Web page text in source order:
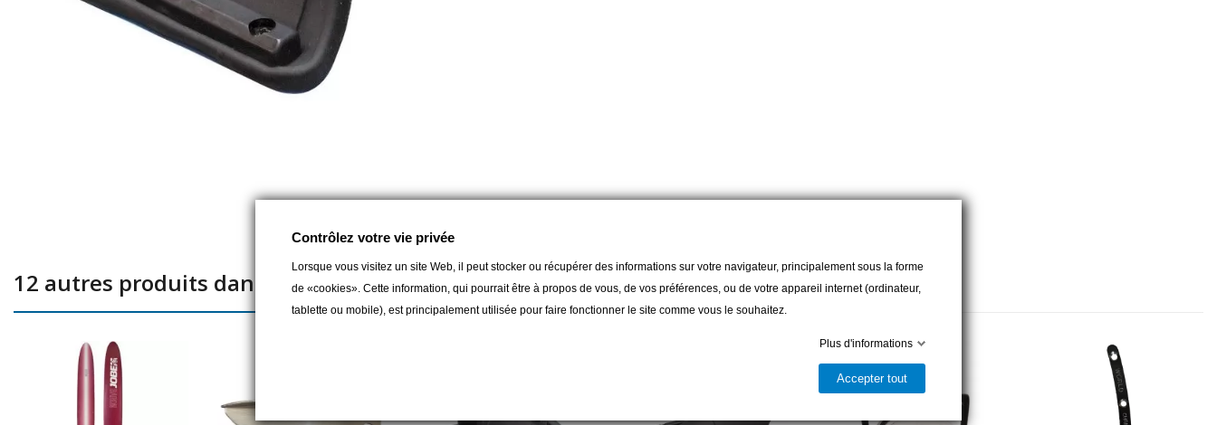
12 autres produits dans la même catégorie :
Contrôlez votre vie privée
Lorsque vous visitez un site Web, il peut stocker ou récupérer des informations sur votre navigateur, principalement sous la forme
de «cookies». Cette information, qui pourrait être à propos de vous, de vos préférences, ou de votre appareil internet (ordinateur,
tablette ou mobile), est principalement utilisée pour faire fonctionner le site comme vous le souhaitez.
Plus d'informations
Accepter tout